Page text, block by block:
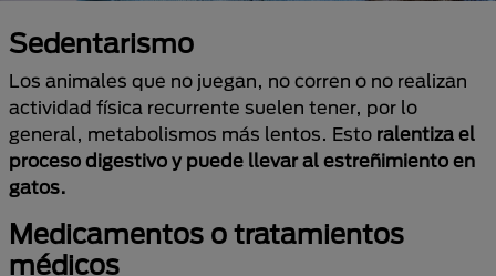
Sedentarismo
Los animales que no juegan, no corren o no realizan
actividad física recurrente suelen tener, por lo
general, metabolismos más lentos. Esto ralentiza el
proceso digestivo y puede llevar al estreñimiento en
gatos.
Medicamentos o tratamientos
médicos